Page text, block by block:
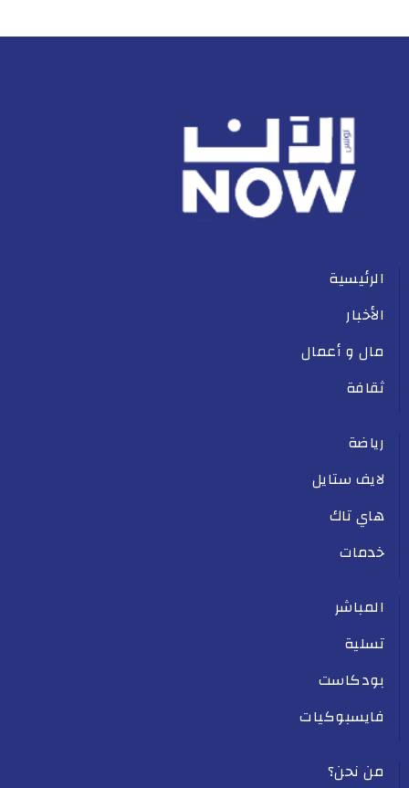
الرئيسية
الأخبار
مال و أعمال
ثقافة
رياضة
لايف ستايل
هاي تاك
خدمات
المباشر
تسلية
بودكاست
فايسبوكيات
من نحن؟